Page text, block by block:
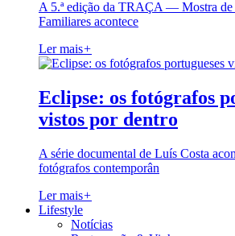
A 5.ª edição da TRAÇA — Mostra
Familiares acontece
Ler mais+
Eclipse: os fotógrafos
vistos por dentro
A série documental de Luís Costa
fotógrafos contemporân
Ler mais+
Lifestyle
Notícias